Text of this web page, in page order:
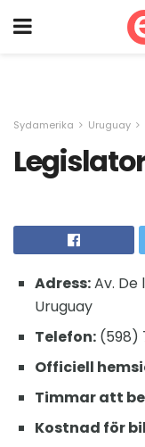
Sydamerika Uruguay
Adress:Av. De
Uruguay
Telefon: (598)
Officiell
Timmar att
Kostnad för